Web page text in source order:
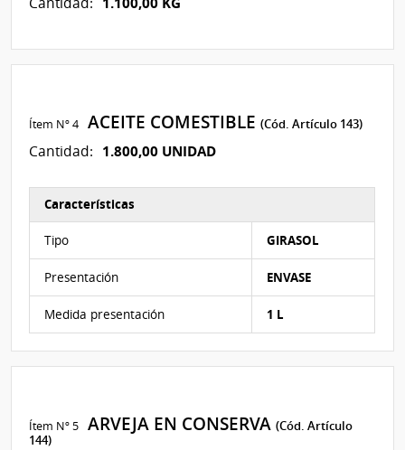
Ítem Nº 4 ACEITE COMESTIBLE(Cód. Artículo 143)
Cantidad: 1.800,00 UNIDAD
Características
Tipo GIRASOL
Presentación ENVASE
Medida presentación 1 L
Ítem Nº 5 ARVEJA EN CONSERVA(Cód. Artículo
144)